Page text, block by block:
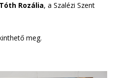
Tóth Rozália, a Szalézi Szent
meg.